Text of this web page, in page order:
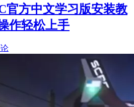
官方中文学习版安装教
作轻松上手